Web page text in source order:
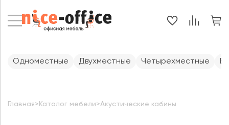
Главная> Каталог мебели>Акустические кабины
Одноместные Двухместные Четырехместные